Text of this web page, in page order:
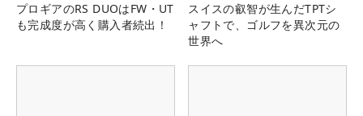
プロギアのRS DUOはFW・UT
も完成度が高く購入者続出！
スイスの叡智が生んだTPTシ
ャフトで、ゴルフを異次元の
世界へ